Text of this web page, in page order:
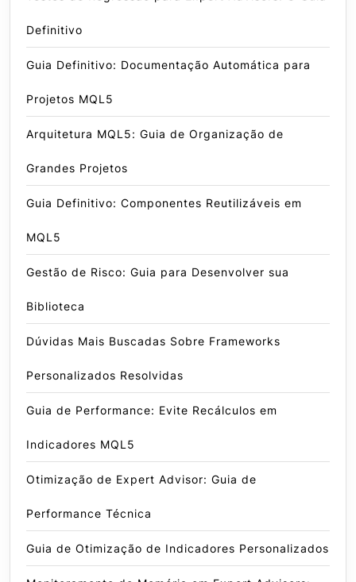
Definitivo
Guia Definitivo: Documentação Automática para
Projetos MQL5
Arquitetura MQL5: Guia de Organização de
Grandes Projetos
Guia Definitivo: Componentes Reutilizáveis em
MQL5
Gestão de Risco: Guia para Desenvolver sua
Biblioteca
Dúvidas Mais Buscadas Sobre Frameworks
Personalizados Resolvidas
Guia de Performance: Evite Recálculos em
Indicadores MQL5
Otimização de Expert Advisor: Guia de
Performance Técnica
Guia de Otimização de Indicadores Personalizados